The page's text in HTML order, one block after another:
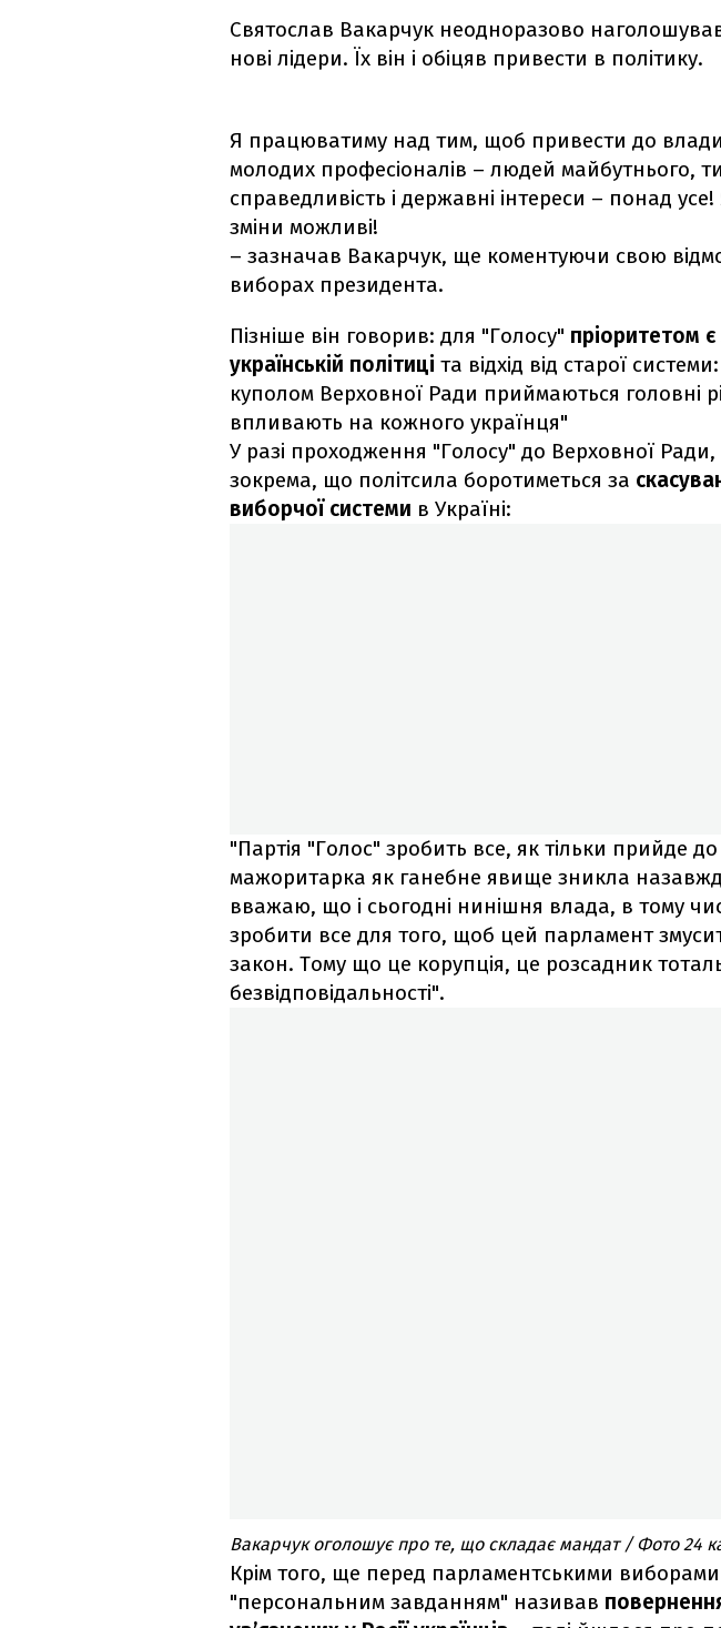
Святослав Вакарчук неодноразово наголошував:
нові лідери. Їх він і обіцяв привести в політику.
Я працюватиму над тим, щоб привести до
молодих професіоналів – людей майбутнього,
справедливість і державні інтереси – понад
зміни можливі!
– зазначав Вакарчук, ще коментуючи свою
виборах президента.
Пізніше він говорив: для "Голосу" пріоритетом
українській політиці та відхід від старої
куполом Верховної Ради приймаються головні
впливають на кожного українця"
У разі проходження "Голосу" до Верховної Ради,
зокрема, що політсила боротиметься за
виборчої системи в Україні:
"Партія "Голос" зробить все, як тільки прийде
мажоритарка як ганебне явище зникла назавжди
вважаю, що і сьогодні нинішня влада, в тому
зробити все для того, щоб цей парламент
закон. Тому що це корупція, це розсадник
безвідповідальності".
Вакарчук оголошує про те, що складає мандат / Фото 24
Крім того, ще перед парламентськими
"персональним завданням" називав